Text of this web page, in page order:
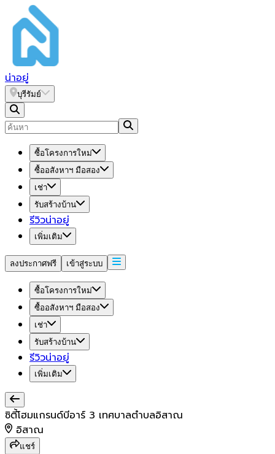
น่าอยู่
บุรีรัมย์
ซื้อโครงการใหม่
ซื้ออสังหาฯ มือสอง
เช่า
รับสร้างบ้าน
รีวิวน่าอยู่
เพิ่มเติม
ลงประกาศฟรี เข้าสู่ระบบ
ซื้อโครงการใหม่
ซื้ออสังหาฯ มือสอง
เช่า
รับสร้างบ้าน
รีวิวน่าอยู่
เพิ่มเติม
ซิตี้โฮมแกรนด์บีอาร์ 3 เทศบาลตำบลอิสาณ
อิสาณ
แชร์